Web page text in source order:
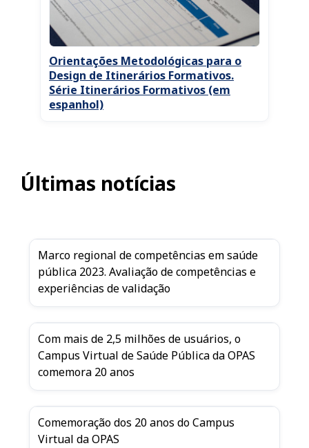
Orientações Metodológicas para o
Design de Itinerários Formativos.
Série Itinerários Formativos (em
espanhol)
Últimas notícias
Marco regional de competências em saúde
pública 2023. Avaliação de competências e
experiências de validação
Com mais de 2,5 milhões de usuários, o
Campus Virtual de Saúde Pública da OPAS
comemora 20 anos
Comemoração dos 20 anos do Campus
Virtual da OPAS